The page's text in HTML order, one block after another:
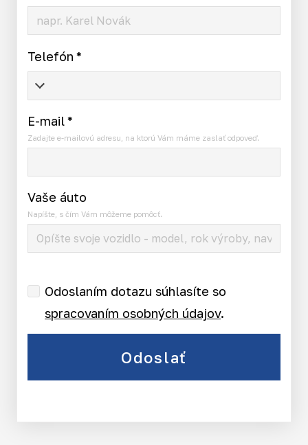
Telefón *
E-mail*
Zadajte e-mailovú adresu, na ktorú Vám máme zaslať odpoveď.
Vaše áuto
Napíšte, s čím Vám môžeme pomôcť.
Odoslaním dotazu súhlasíte so
spracovaním osobných údajov.
Odoslať